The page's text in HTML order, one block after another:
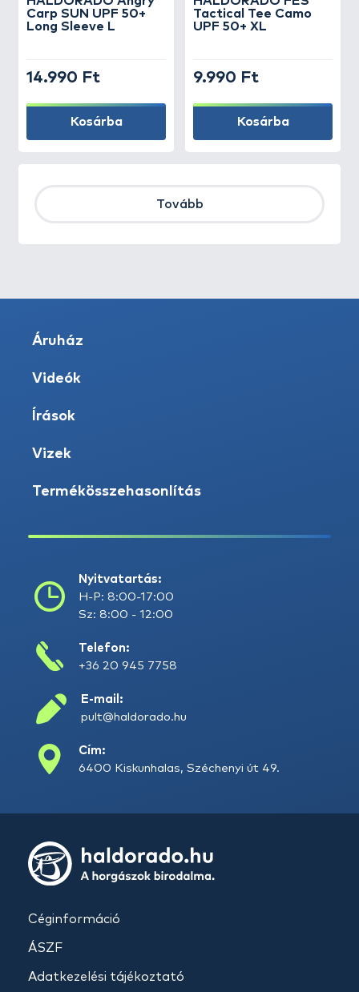
Carp SUN UPF 50+
Long Sleeve L
14.990 Ft
Kosárba
Tactical Tee Camo
UPF 50+ XL
9.990 Ft
Kosárba
Tovább
Áruház
Videók
Írások
Vizek
Termékösszehasonlítás
Nyitvatartás:
H-P: 8:00-17:00
Sz: 8:00 - 12:00
Telefon:
+36 20 945 7758
E-mail:
pult@haldorado.hu
Cím:
6400 Kiskunhalas, Széchenyi út 49.
Céginformáció
ÁSZF
Adatkezelési tájékoztató